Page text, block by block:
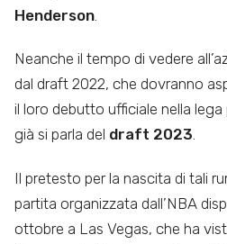
Henderson
Neanche il tempo di vedere
dal draft 2022, che dovranno
il loro debutto ufficiale nella
già si parla del draft 2023.
Il pretesto per la nascita di tali
partita organizzata dall’NBA
ottobre a Las Vegas, che ha